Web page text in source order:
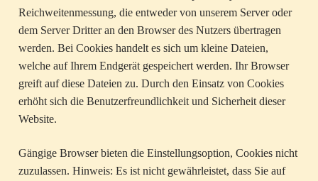
Reichweitenmessung, die entweder von unserem Server oder
dem Server Dritter an den Browser des Nutzers übertragen
werden. Bei Cookies handelt es sich um kleine Dateien,
welche auf Ihrem Endgerät gespeichert werden. Ihr Browser
greift auf diese Dateien zu. Durch den Einsatz von Cookies
erhöht sich die Benutzerfreundlichkeit und Sicherheit dieser
Website.
Gängige Browser bieten die Einstellungsoption, Cookies nicht
zuzulassen. Hinweis: Es ist nicht gewährleistet, dass Sie auf